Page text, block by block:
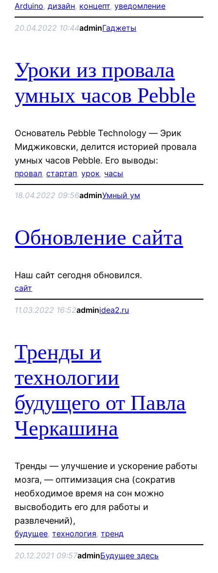
Arduino, дизайн, концепт, уведомление
20.04.2022 10:44adminГаджеты
Уроки из провала
умных часов Pebble
Основатель Pebble Technology — Эрик
Миджиковски, делится историей провала
умных часов Pebble. Его выводы:
провал, стартап, урок, часы
18.04.2022 09:56adminУмный ум
Обновление сайта
Наш сайт сегодня обновился.
сайт
11.03.2022 16:52adminidea2.ru
Тренды и
технологии
будущего от Павла
Черкашина
Тренды — улучшение и ускорение работы
мозга, — оптимизация сна (сократив
необходимое время на сон можно
высвободить его для работы и
развлечений),
будущее, технология, тренд
20.12.2021 09:57adminБудущее здесь